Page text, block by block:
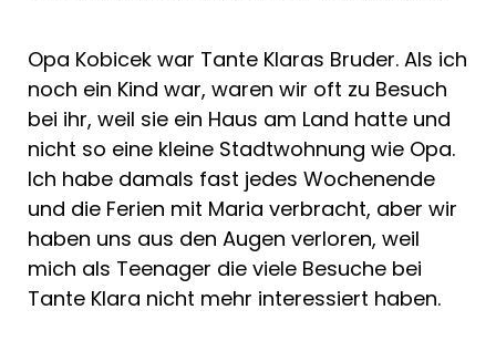
Opa Kobicek war Tante Klaras Bruder. Als ich
noch ein Kind war, waren wir oft zu Besuch
bei ihr, weil sie ein Haus am Land hatte und
nicht so eine kleine Stadtwohnung wie Opa.
Ich habe damals fast jedes Wochenende
und die Ferien mit Maria verbracht, aber wir
haben uns aus den Augen verloren, weil
mich als Teenager die viele Besuche bei
Tante Klara nicht mehr interessiert haben.